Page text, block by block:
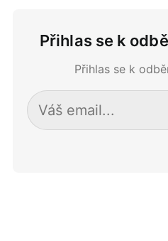
Přihlas se k
Přihlas se k